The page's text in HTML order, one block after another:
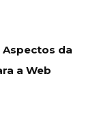
Aspectos da
a Web